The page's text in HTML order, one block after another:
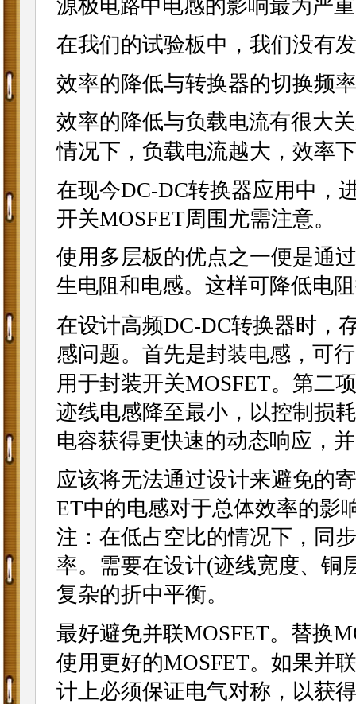
源极电路中电感的影响最为严
在我们的试验板中，我们没有
效率的降低与转换器的切换频
效率的降低与负载电流有很大
情况下，负载电流越大，效率
在现今DC-DC转换器应用中，
开关MOSFET周围尤需注意。
使用多层板的优点之一便是通
生电阻 和电感。这样可降低电
在设计高频DC-DC转换器时，
感问题。首先是封装电感，可
用于封装开关MOSFET。第二
迹线电感降至最小，以控制损
电容获得更快速的动态响应，
应该将无法通过设计来避免的
ET中的电感对于总体效率的影
注：在低占空比的情况下，同
率。需要在设计(迹线宽度、铜
复杂的折中平衡。
最好避免并联MOSFET。替换
使用更好的MOSFET。如果并
计上必须保证电气对称，以获